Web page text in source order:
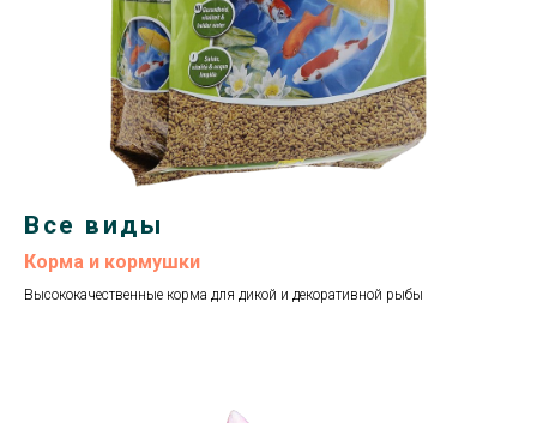
Все виды
Корма и кормушки
Высококачественные корма для дикой и декоративной рыбы